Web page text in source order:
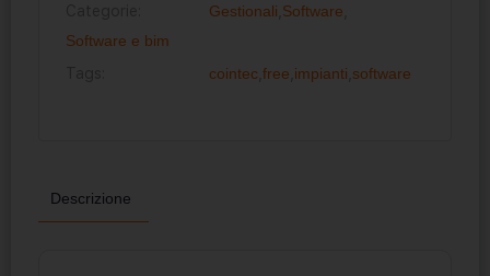
Gestionali Software
Software e bim
cointec ,free impianti software
Descrizione